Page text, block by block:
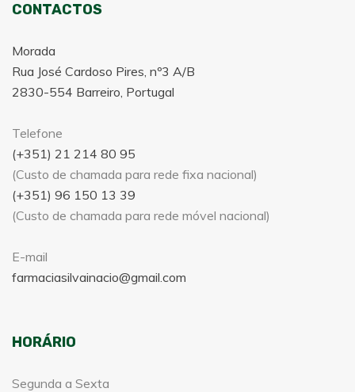
CONTACTOS
Morada
Rua José Cardoso Pires, nº3 A/B
2830-554 Barreiro, Portugal
Telefone
(+351) 21 214 80 95
(Custo de chamada para rede fixa nacional)
(+351) 96 150 13 39
(Custo de chamada para rede móvel nacional)
E-mail
farmaciasilvainacio@gmail.com
HORÁRIO
Segunda a Sexta